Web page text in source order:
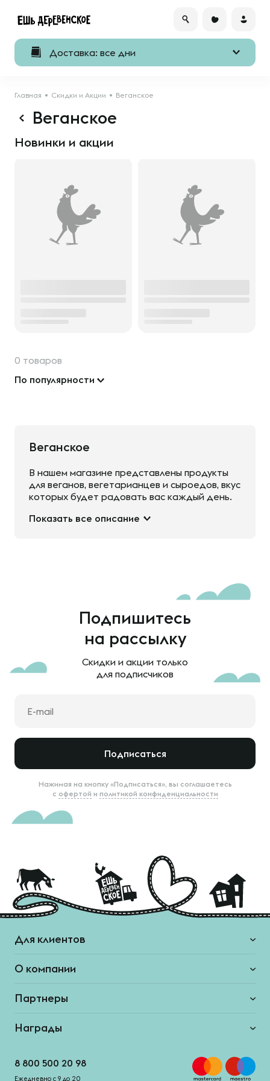
Доставка: все дни
Главная Скидки и Акции Веганское
Веганское
Новинки и акции
0 товаров
По популярности
Веганское
В нашем магазине представлены продукты
для веганов, вегетарианцев и сыроедов, вкус
которых будет радовать вас каждый день.
Показать все описание
Подпишитесь
на рассылку
Скидки и акции только
для подписчиков
Подписаться
Нажимая на кнопку «Подписаться», вы соглашаетесь
с офертой и политикой конфиденциальности
Для клиентов
О компании
Партнеры
Награды
8 800 500 20 98
Ежедневно с 9 до 20